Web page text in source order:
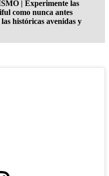
| Experimente las
como nunca antes
históricas avenidas y